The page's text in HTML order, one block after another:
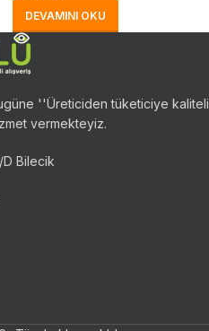
DEVAMINI OKU
''Üreticiden tüketiciye kaliteli
vermekteyiz.
D Bilecik